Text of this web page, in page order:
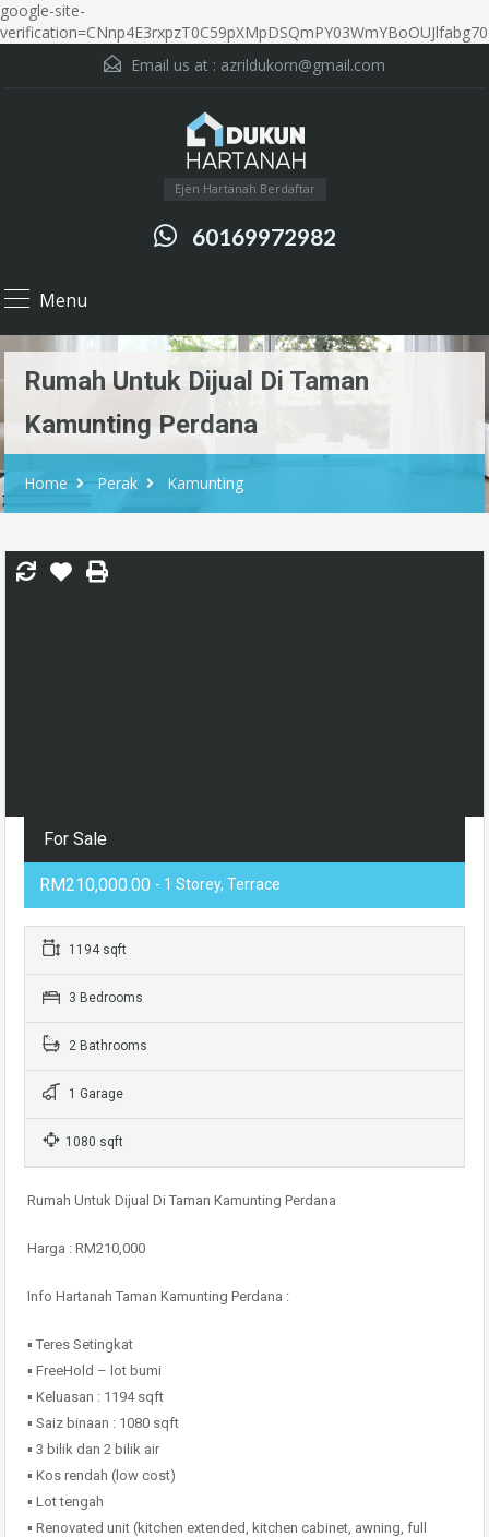
google-site-
verification=CNnp4E3rxpzT0C59pXMpDSQmPY03WmYBoOUJlfabg70
Email us at : azrildukorn@gmail.com
Ejen Hartanah Berdaftar
60169972982
Menu
Rumah Untuk Dijual Di Taman
Kamunting Perdana
Home Perak Kamunting
For Sale
RM210,000.00 - 1 Storey, Terrace
1194 sqft
3 Bedrooms
2 Bathrooms
1 Garage
1080 sqft
Rumah Untuk Dijual Di Taman Kamunting Perdana
Harga : RM210,000
Info Hartanah Taman Kamunting Perdana :
▪️ Teres Setingkat
▪️ FreeHold – lot bumi
▪️ Keluasan : 1194 sqft
▪️ Saiz binaan : 1080 sqft
▪️ 3 bilik dan 2 bilik air
▪️ Kos rendah (low cost)
▪️ Lot tengah
▪️ Renovated unit (kitchen extended, kitchen cabinet, awning, full